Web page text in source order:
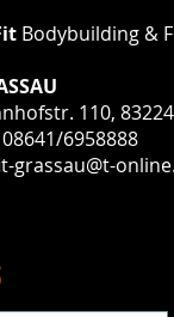
Bodybuilding &
110,
08641/6958888
grassau@t-